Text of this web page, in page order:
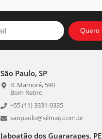
São Paulo, SP
R. Mamoré, 590
Bom Retiro
+55 (11) 3331-0335
saopaulo@silmaq.com.br
Jaboatão dos Guararapes, PE